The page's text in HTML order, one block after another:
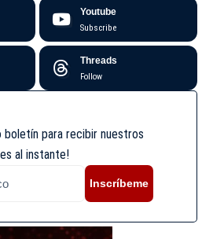
Youtube
Subscribe
Threads
Follow
boletín para recibir nuestros
al instante!
Inscríbeme